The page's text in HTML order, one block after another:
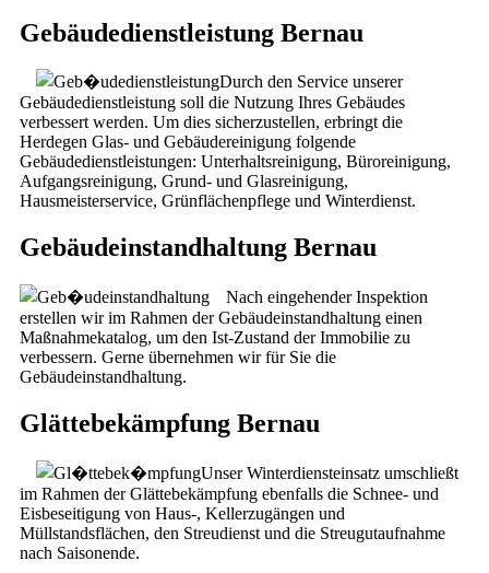
Gebäudedienstleistung Bernau
Durch den Service unserer
Gebäudedienstleistung soll die Nutzung Ihres Gebäudes
verbessert werden. Um dies sicherzustellen, erbringt die
Herdegen Glas- und Gebäudereinigung folgende
Gebäudedienstleistungen: Unterhaltsreinigung, Büroreinigung,
Aufgangsreinigung, Grund- und Glasreinigung,
Hausmeisterservice, Grünflächenpflege und Winterdienst.
Gebäudeinstandhaltung Bernau
Nach eingehender Inspektion
erstellen wir im Rahmen der Gebäudeinstandhaltung einen
Maßnahmekatalog, um den Ist-Zustand der Immobilie zu
verbessern. Gerne übernehmen wir für Sie die
Gebäudeinstandhaltung.
Glättebekämpfung Bernau
Unser Winterdiensteinsatz umschließt
im Rahmen der Glättebekämpfung ebenfalls die Schnee- und
Eisbeseitigung von Haus-, Kellerzugängen und
Müllstandsflächen, den Streudienst und die Streugutaufnahme
nach Saisonende.